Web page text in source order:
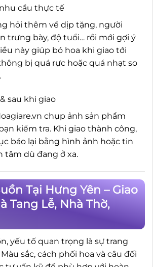
cầu thực tế
hỏi thêm về dịp tặng, người
trưng bày, độ tuổi… rồi mới gợi ý
này giúp bó hoa khi giao tới
bị quá rực hoặc quá nhạt so
sau khi giao
chụp ảnh sản phẩm
kiểm tra. Khi giao thành công,
báo lại bằng hình ảnh hoặc tin
tâm dù đang ở xa.
Tại Hưng Yên – Giao
Tang Lễ, Nhà Thờ,
yếu tố quan trọng là sự trang
sắc, cách phối hoa và câu đối